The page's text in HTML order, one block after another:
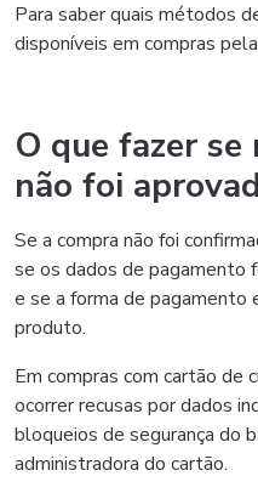
Para saber quais métodos
disponíveis em compras
O que fazer
não foi
Se a compra não foi
se os dados de pagamento
e se a forma de pagamento
produto.
Em compras com cartão de
ocorrer recusas por dados
bloqueios de segurança do
administradora do cartão.